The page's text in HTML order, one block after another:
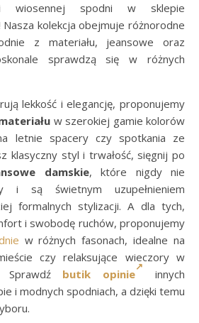
wiosennej spodni w sklepie
kolekcja obejmuje różnorodne
z materiału, jeansowe oraz
sprawdzą się w różnych
lekkość i elegancję, proponujemy
w szerokiej gamie kolorów
letnie spacery czy spotkania ze
klasyczny styl i trwałość, sięgnij po
damskie, które nigdy nie
i są świetnym uzupełnieniem
formalnych stylizacji. A dla tych,
i swobodę ruchów, proponujemy
w różnych fasonach, idealne na
czy relaksujące wieczory w
Sprawdź butik opinie
innych
i modnych spodniach, a dzięki temu